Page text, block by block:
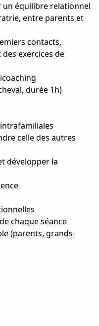
un équilibre relationnel
entre parents et
contacts,
exercices de
durée 1h)
celle des autres
développer la
chaque séance
(parents, grands-